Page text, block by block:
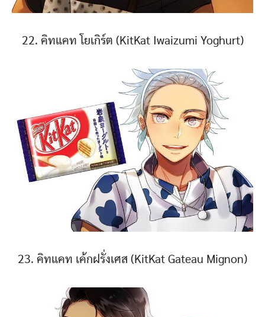
22. คิทแคท โยเกิร์ต (KitKat Iwaizumi Yoghurt)
23. คิทแคท เค้กฝรั่งเศส (KitKat Gateau Mignon)